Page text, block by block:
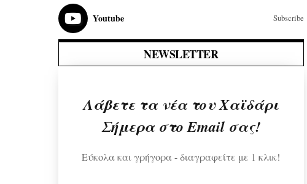
Youtube Subscribe
NEWSLETTER
Λάβετε τα νέα του Χαϊδάρι
Σήμερα στο Email σας!
Εύκολα και γρήγορα - διαγραφείτε με 1 κλικ!